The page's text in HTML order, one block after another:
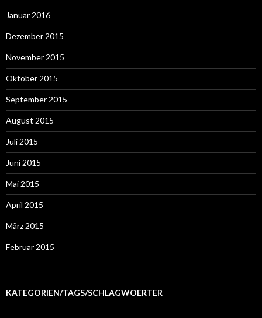
Januar 2016
Dezember 2015
November 2015
Oktober 2015
September 2015
August 2015
Juli 2015
Juni 2015
Mai 2015
April 2015
März 2015
Februar 2015
KATEGORIEN/TAGS/SCHLAGWOERTER